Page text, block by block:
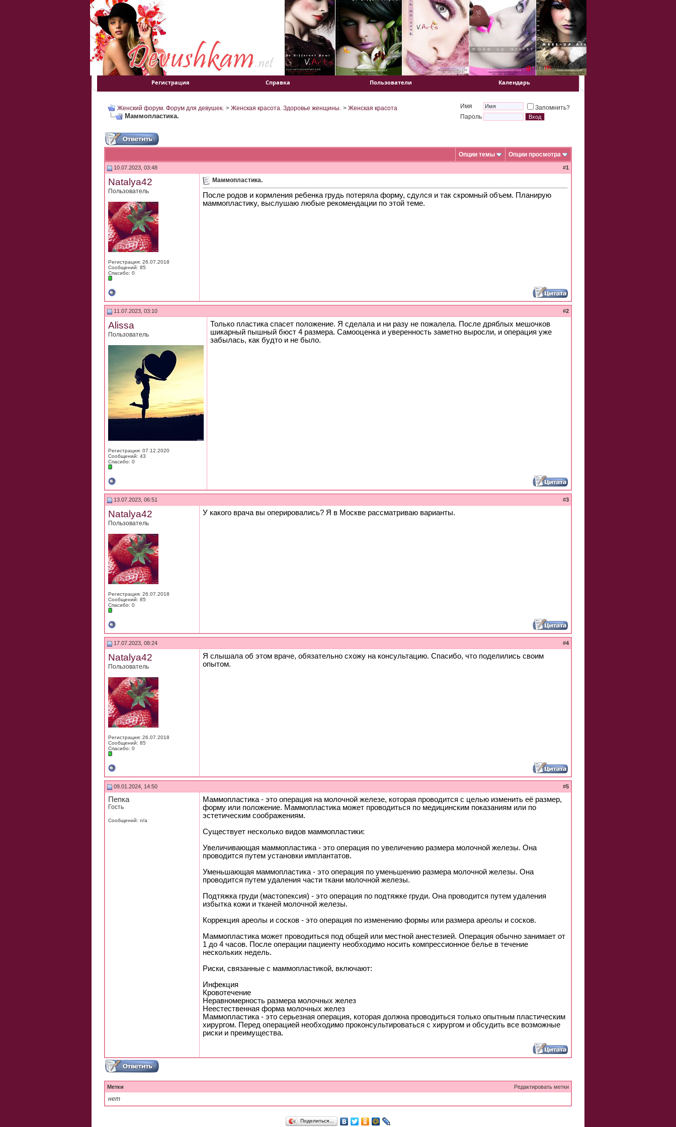
Регистрация Справка Пользователи Календарь
Женский форум. Форум для девушек. > Женская красота. Здоровье женщины. > Женская красота
Маммопластика.
Имя
Запомнить?
Пароль
Опции темы Опции просмотра
10.07.2023, 03:48 #1
Natalya42
Пользователь
Регистрация: 26.07.2018
Сообщений: 85
Спасибо: 0
Маммопластика.
После родов и кормления ребенка грудь потеряла форму, сдулся и так скромный объем. Планирую
маммопластику, выслушаю любые рекомендации по этой теме.
11.07.2023, 03:10 #2
Alissa
Пользователь
Регистрация: 07.12.2020
Сообщений: 43
Спасибо: 0
Только пластика спасет положение. Я сделала и ни разу не пожалела. После дряблых мешочков
шикарный пышный бюст 4 размера. Самооценка и уверенность заметно выросли, и операция уже
забылась, как будто и не было.
13.07.2023, 06:51 #3
Natalya42
Пользователь
Регистрация: 26.07.2018
Сообщений: 85
Спасибо: 0
У какого врача вы оперировались? Я в Москве рассматриваю варианты.
17.07.2023, 08:24 #4
Natalya42
Пользователь
Регистрация: 26.07.2018
Сообщений: 85
Спасибо: 0
Я слышала об этом враче, обязательно схожу на консультацию. Спасибо, что поделились своим
опытом.
09.01.2024, 14:50 #5
Пепка
Гость
Сообщений: n/a
Маммопластика - это операция на молочной железе, которая проводится с целью изменить её размер,
форму или положение. Маммопластика может проводиться по медицинским показаниям или по
эстетическим соображениям.
Существует несколько видов маммопластики:
Увеличивающая маммопластика - это операция по увеличению размера молочной железы. Она
проводится путем установки имплантатов.
Уменьшающая маммопластика - это операция по уменьшению размера молочной железы. Она
проводится путем удаления части ткани молочной железы.
Подтяжка груди (мастопексия) - это операция по подтяжке груди. Она проводится путем удаления
избытка кожи и тканей молочной железы.
Коррекция ареолы и сосков - это операция по изменению формы или размера ареолы и сосков.
Маммопластика может проводиться под общей или местной анестезией. Операция обычно занимает от
1 до 4 часов. После операции пациенту необходимо носить компрессионное белье в течение
нескольких недель.
Риски, связанные с маммопластикой, включают:
Инфекция
Кровотечение
Неравномерность размера молочных желез
Неестественная форма молочных желез
Маммопластика - это серьезная операция, которая должна проводиться только опытным пластическим
хирургом. Перед операцией необходимо проконсультироваться с хирургом и обсудить все возможные
риски и преимущества.
Редактировать метки
Метки
нет
Поделиться…